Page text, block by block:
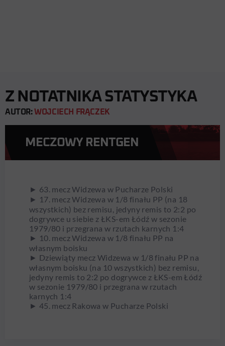
Z NOTATNIKA STATYSTYKA
AUTOR: WOJCIECH FRĄCZEK
MECZOWY RENTGEN
► 63. mecz Widzewa w Pucharze Polski
► 17. mecz Widzewa w 1/8 finału PP (na 18
wszystkich) bez remisu, jedyny remis to 2:2 po
dogrywce u siebie z ŁKS-em Łódź w sezonie
1979/80 i przegrana w rzutach karnych 1:4
► 10. mecz Widzewa w 1/8 finału PP na
własnym boisku
► Dziewiąty mecz Widzewa w 1/8 finału PP na
własnym boisku (na 10 wszystkich) bez remisu,
jedyny remis to 2:2 po dogrywce z ŁKS-em Łódź
w sezonie 1979/80 i przegrana w rzutach
karnych 1:4
► 45. mecz Rakowa w Pucharze Polski